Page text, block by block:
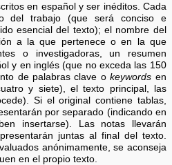
en español y ser inéditos. Cada
del trabajo (que será conciso e
esencial del texto); el nombre del
a la que pertenece o en la que
o investigadoras, un resumen
y en inglés (que no exceda las 150
de palabras clave okeywords en
y siete), el texto principal, las
Si el original contiene tablas,
por separado (indicando en
insertarse). Las notas llevarán
juntas al final del texto.
anónimamente, se aconseja
en el propio texto.